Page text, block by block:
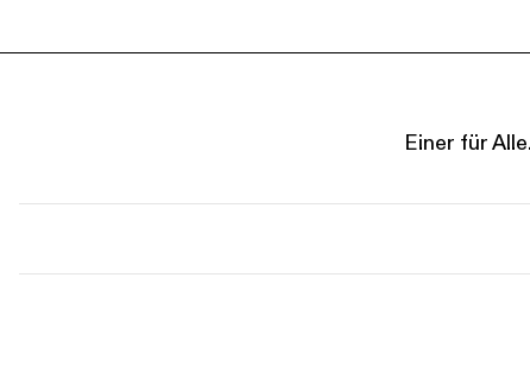
Einer für